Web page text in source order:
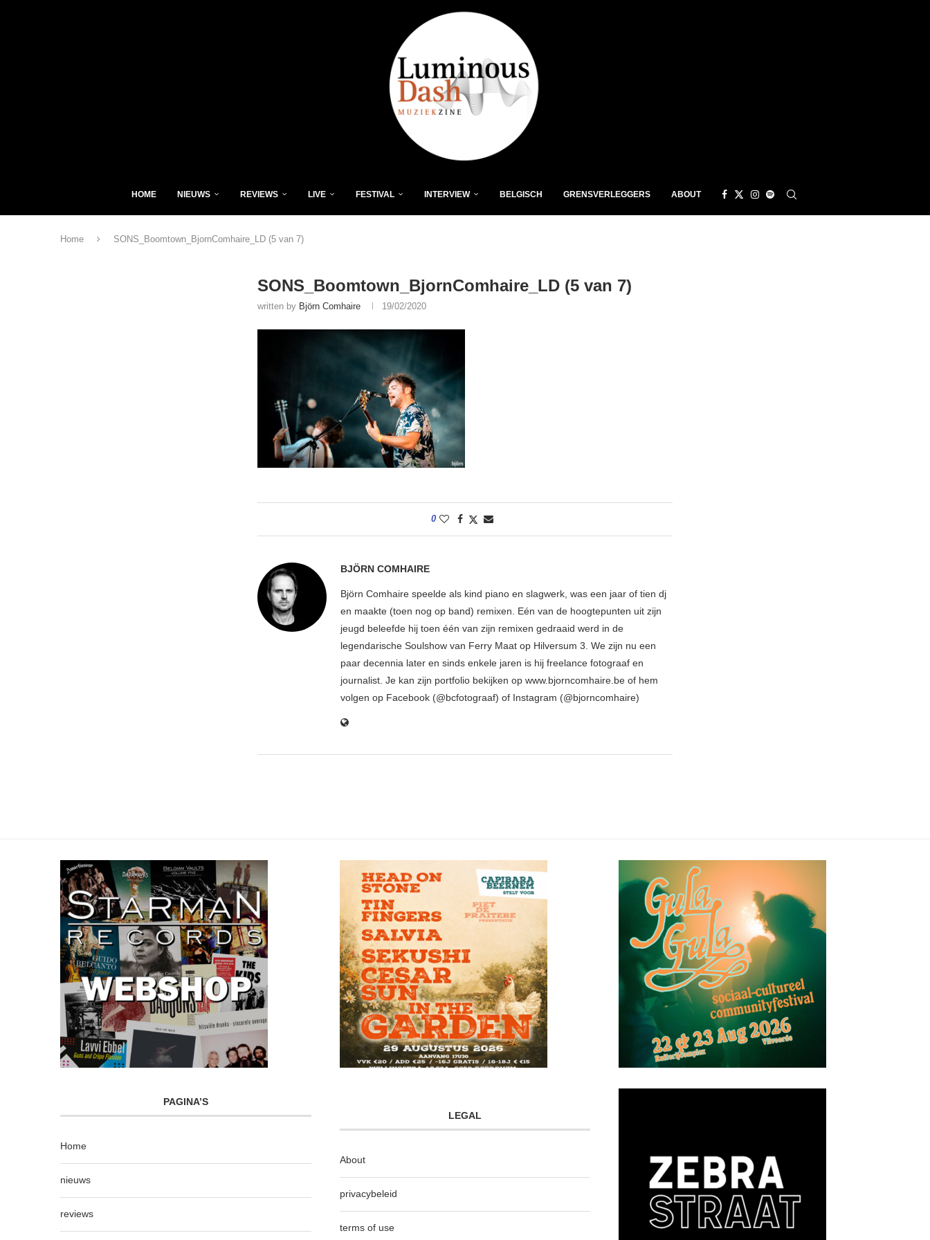
HOME NIEUWS REVIEWS LIVE FESTIVAL INTERVIEW BELGISCH GRENSVERLEGGERS ABOUT
Home SONS_Boomtown_BjornComhaire_LD (5 van 7)
SONS_Boomtown_BjornComhaire_LD (5 van 7)
written by Björn Comhaire 19/02/2020
0
BJÖRN COMHAIRE
Björn Comhaire speelde als kind piano en slagwerk, was een jaar of tien dj
en maakte (toen nog op band) remixen. Eén van de hoogtepunten uit zijn
jeugd beleefde hij toen één van zijn remixen gedraaid werd in de
legendarische Soulshow van Ferry Maat op Hilversum 3. We zijn nu een
paar decennia later en sinds enkele jaren is hij freelance fotograaf en
journalist. Je kan zijn portfolio bekijken op www.bjorncomhaire.be of hem
volgen op Facebook (@bcfotograaf) of Instagram (@bjorncomhaire)
PAGINA’S
Home
nieuws
reviews
LEGAL
About
privacybeleid
terms of use